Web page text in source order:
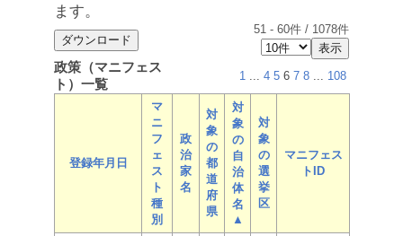
ます。
51 - 60件 / 1078件
政策（マニフェス
ト）一覧
1 ... 4 5 6 7 8 ... 108
登録年月日
マ
ニ
フ
ェ
ス
ト
種
別
政
治
家
名
対
象
の
都
道
府
県
対
象
の
自
治
体
名
▲
対
象
の
選
挙
区
マニフェス
トID